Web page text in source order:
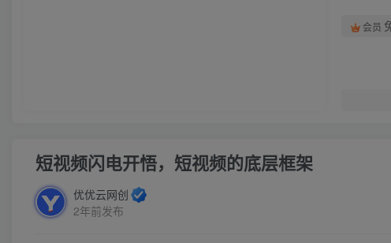
会员
短视频闪电开悟，短视频的底层框架
优优云网创
2年前发布